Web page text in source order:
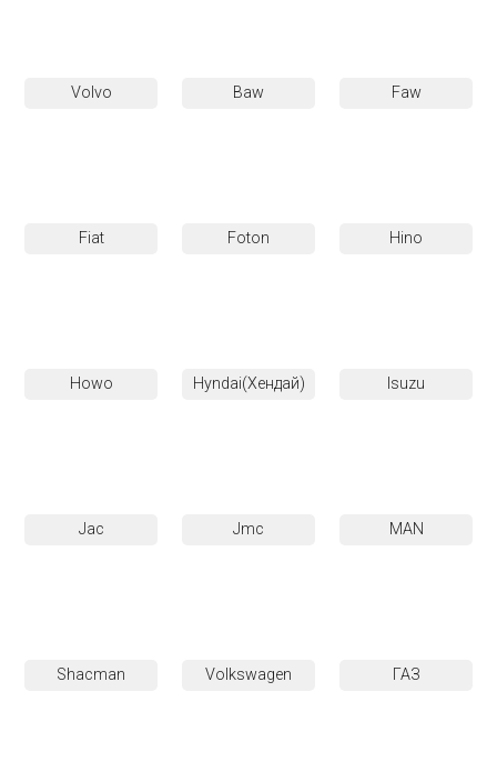
Volvo Baw Faw
Fiat Foton Hino
Howo Hyndai(Хендай) Isuzu
Jac Jmc MAN
Shacman Volkswagen ГАЗ